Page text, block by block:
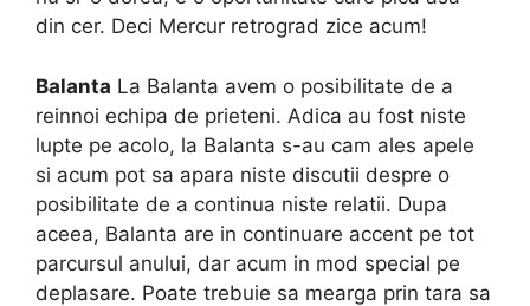
din cer. Deci Mercur retrograd zice acum!
Balanta La Balanta avem o posibilitate de a
reinnoi echipa de prieteni. Adica au fost niste
lupte pe acolo, la Balanta s-au cam ales apele
si acum pot sa apara niste discutii despre o
posibilitate de a continua niste relatii. Dupa
aceea, Balanta are in continuare accent pe tot
parcursul anului, dar acum in mod special pe
deplasare. Poate trebuie sa mearga prin tara sa